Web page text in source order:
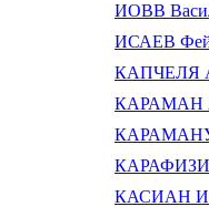
ИОВВ
ИСАЕВ
КАПЧЕЛЯ
КАРАМАН
КАРАФИЗИ
КАСИАН